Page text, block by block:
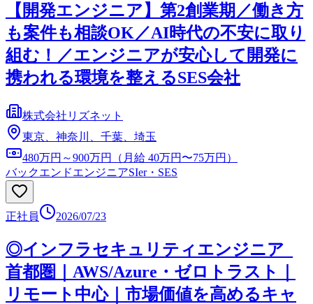
【開発エンジニア】第2創業期／働き方
も案件も相談OK／AI時代の不安に取り
組む！／エンジニアが安心して開発に
携われる環境を整えるSES会社
株式会社リズネット
東京、神奈川、千葉、埼玉
480万円～900万円（月給 40万円〜75万円）
バックエンドエンジニアSIer・SES
正社員 2026/07/23
◎インフラセキュリティエンジニア_
首都圏｜AWS/Azure・ゼロトラスト｜
リモート中心｜市場価値を高めるキャ